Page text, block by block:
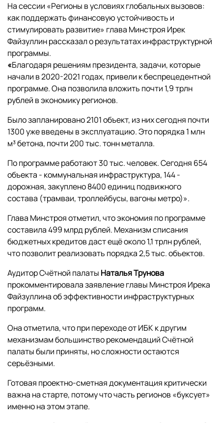
На сессии «Регионы в условиях глобальных вызовов:
как поддержать финансовую устойчивость и
стимулировать развитие» глава Минстроя Ирек
Файзуллин рассказал о результатах инфраструктурной
программы.
«Благодаря решениям президента, задачи, которые
начали в 2020-2021 годах, привели к беспрецедентной
программе. Она позволила вложить почти 1,9 трлн
рублей в экономику регионов.
Было запланировано 2101 объект, из них сегодня почти
1300 уже введены в эксплуатацию. Это порядка 1 млн
м³ бетона, почти 200 тыс. тонн металла.
По программе работают 30 тыс. человек. Сегодня 654
объекта - коммунальная инфраструктура, 144 -
дорожная, закуплено 8400 единиц подвижного
состава (трамваи, троллейбусы, вагоны метро)».
Глава Минстроя отметил, что экономия по программе
составила 499 млрд рублей. Механизм списания
бюджетных кредитов даст ещё около 1,1 трлн рублей,
что позволит реализовать порядка 2,5 тыс. объектов.
Аудитор Счётной палаты Наталья Трунова
прокомментировала заявление главы Минстроя Ирека
Файзуллина об эффективности инфраструктурных
программ.
Она отметила, что при переходе от ИБК к другим
механизмам большинство рекомендаций Счётной
палаты были приняты, но сложности остаются
серьёзными.
Готовая проектно-сметная документация критически
важна на старте, потому что часть регионов «буксует»
именно на этом этапе.